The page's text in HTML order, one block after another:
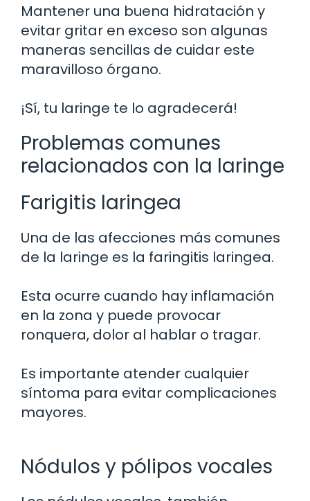
Mantener una buena hidratación y
evitar gritar en exceso son algunas
maneras sencillas de cuidar este
maravilloso órgano.
¡Sí, tu laringe te lo agradecerá!
Problemas comunes
relacionados con la laringe
Farigitis laringea
Una de las afecciones más comunes
de la laringe es la faringitis laringea.
Esta ocurre cuando hay inflamación
en la zona y puede provocar
ronquera, dolor al hablar o tragar.
Es importante atender cualquier
síntoma para evitar complicaciones
mayores.
Nódulos y pólipos vocales